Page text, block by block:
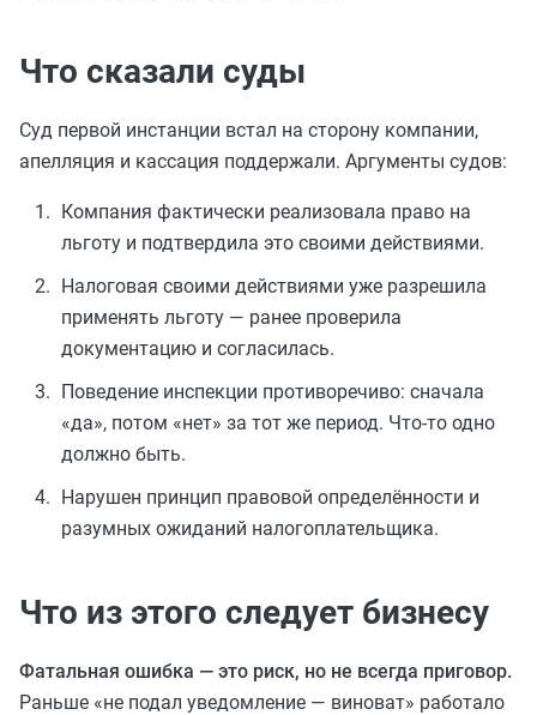
Что сказали суды
Суд первой инстанции встал на сторону компании,
апелляция и кассация поддержали. Аргументы судов:
Компания фактически реализовала право на
льготу и подтвердила это своими действиями.
Налоговая своими действиями уже разрешила
применять льготу — ранее проверила
документацию и согласилась.
Поведение инспекции противоречиво: сначала
«да», потом «нет» за тот же период. Что-то одно
должно быть.
Нарушен принцип правовой определённости и
разумных ожиданий налогоплательщика.
Что из этого следует бизнесу
Фатальная ошибка — это риск, но не всегда приговор.
Раньше «не подал уведомление — виноват» работало